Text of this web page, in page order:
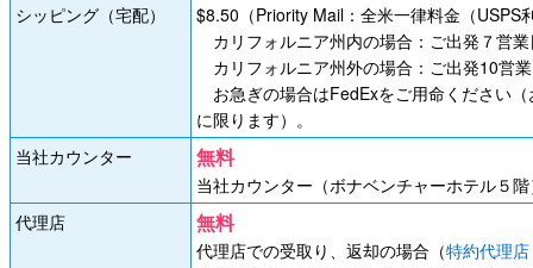
シッピング（宅配）
$8.50（Priority Mail：全米一律料金（USPS
カリフォルニア州内の場合：ご出発７営
カリフォルニア州外の場合：ご出発10営
お急ぎの場合はFedExをご用命ください
に限ります）。
当社カウンター
無料
当社カウンター（ボナベンチャーホテル５
代理店
無料
代理店での受取り、返却の場合（特約代理